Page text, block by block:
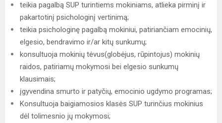
teikia pagalbą SUP turintiems mokiniams, atlieka pirminį ir
pakartotinį psichologinį vertinimą;
teikia psichologinę pagalbą mokiniui, patiriančiam emocinių,
elgesio, bendravimo ir/ar kitų sunkumų;
konsultuoja mokinių tėvus(globėjus, rūpintojus) mokinių
raidos, patiriamų mokymosi bei elgesio sunkumų
klausimais;
įgyvendina smurto ir patyčių, emocinio ugdymo programas;
Konsultuoja baigiamosios klasės SUP turinčius mokinius
dėl tolimesnio jų mokymosi;